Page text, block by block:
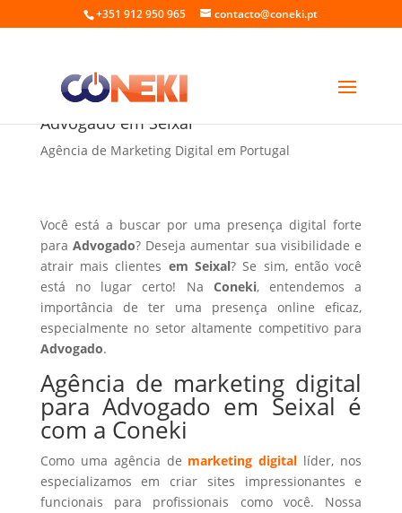
+351 912 950 965 contacto@coneki.pt
Agência de marketing digital para
Advogado em Seixal
Agência de Marketing Digital em Portugal
Você está a buscar por uma presença digital forte
paraAdvogado? Deseja aumentar sua visibilidade e
atrair mais clientes em Seixal? Se sim, então você
está no lugar certo! Na Coneki, entendemos a
importância de ter uma presença online eficaz,
especialmente no setor altamente competitivo para
Advogado.
Agência de marketing digital
para Advogado em Seixal é
com a Coneki
Como uma agência de marketing digital líder, nos
especializamos em criar sites impressionantes e
funcionais para profissionais como você. Nossa